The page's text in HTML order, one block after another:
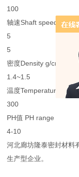
100
轴速Shaft speed M/s
5
5
密度Density g/cm3
1.4~1.5
温度Temperature °C
300
PH值 PH range
4-10
河北廊坊隆泰密封材料
生产型企业。